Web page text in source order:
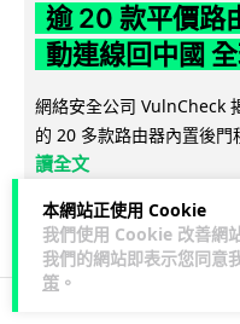
本網站正使用 Cookie
我們使用 Cookie 改善網
我們的網站即表示您同意
策 。
逾 20 款平價路
動連線回中國
網絡安全公司 VulnCheck
的 20 多款路由器內置後
讀全文
710 177↗ 分享